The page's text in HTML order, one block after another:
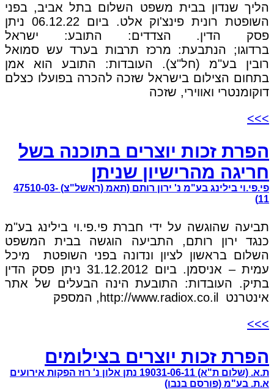
הליך שנדון בבית משפט השלום בתל אביב, בפני
השופטת רונית פינצ'וק אלט. ביום 06.12.22 ניתן
פסק הדין. הצדדים: התובע: ישראל
ברדוגו; הנתבעת: מרכז תרבות בערד עש סמואל
רובין בע"מ (חל"צ). העובדות: התובע הוא אמן
בתחום הצילום בישראל שזכה להכרה בפועלו כצלם
דוקומנטרי ואווירי, שזכה
>>>
הפרת זכות יוצרים בתוכנה בשל
חריגה מהרישיון שניתן
פי.פי.וי בילינג בע"מ נ' ירון רותם (תאמ (ראשל"צ) 47510-03-
11)
תביעה שהוגשה על ידי חברת פי.פי.וי בילינג בע"מ
כנגד ירון רותם, התביעה הוגשה בבית המשפט
השלום בראשון לציון ונדונה בפני השופטת מיכל
עמית – אניסמן. ביום 31.12.2012 ניתן פסק הדין
בתיק. העובדות: התובעת הינה הבעלים של אתר
אינטרנט http://www.radiox.co.il, המספק
>>>
הפרת זכות יוצרים בצילומים
ת.א. (שלום ת"א) 19031-06-11 נתן אלון נ' רוז הפקות אירועים
א.ת. בע"מ (פורסם בנבו)